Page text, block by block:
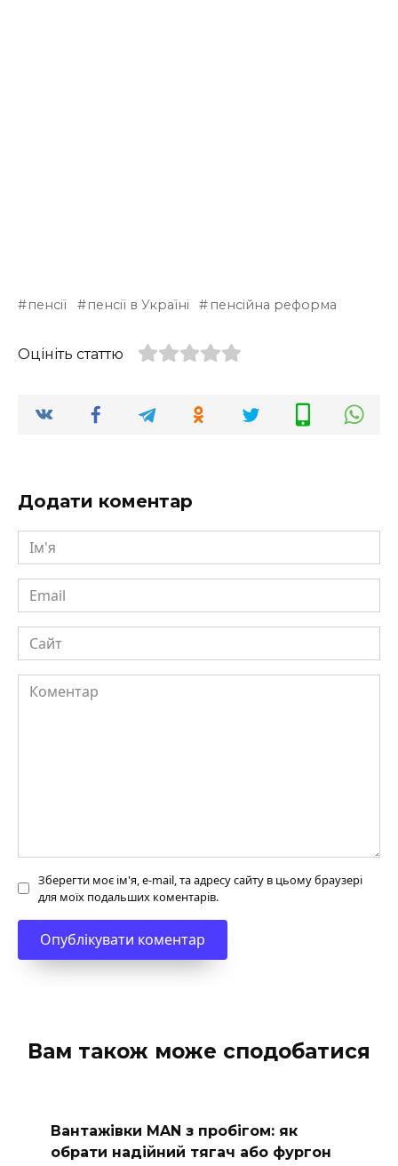
пенсії пенсії в Україні пенсійна реформа
Оцініть статтю
Додати коментар
Ім'я
Email
Сайт
Коментар
Зберегти моє ім'я, e-mail, та адресу сайту в цьому браузері
для моїх подальших коментарів.
Вам також може сподобатися
Вантажівки MAN з пробігом: як
обрати надійний тягач або фургон